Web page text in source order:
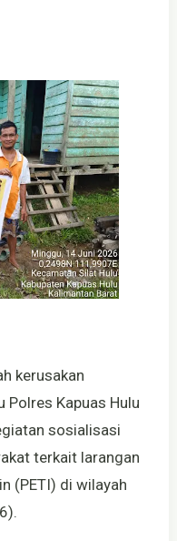
kerusakan
Polres Kapuas Hulu
sosialisasi
terkait larangan
(PETI) di wilayah